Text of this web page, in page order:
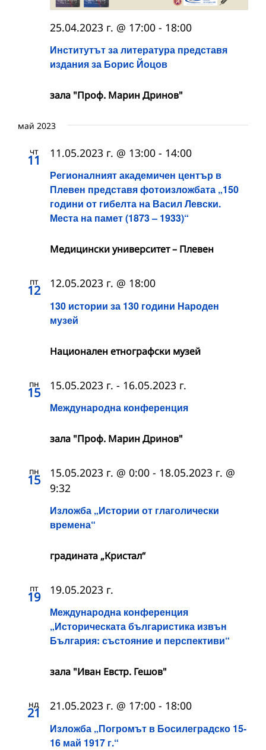
Институтът за литература представя
издания за Борис Йоцов
25.04.2023 г. @ 17:00 - 18:00
зала "Проф. Марин Дринов"
май 2023
чт
11
Регионалният академичен център в
Плевен представя фотоизложбата „150
години от гибелта на Васил Левски.
Места на памет (1873 – 1933)“
11.05.2023 г. @ 13:00 - 14:00
Медицински университет – Плевен
пт
12
130 истории за 130 години Народен
музей
12.05.2023 г. @ 18:00
Националeн етнографски музей
пн
15
Международна конференция
15.05.2023 г. - 16.05.2023 г.
зала "Проф. Марин Дринов"
пн
15
Изложба „Истории от глаголически
времена“
15.05.2023 г. @ 0:00 - 18.05.2023 г. @
9:32
градината „Кристал“
пт
19
Международна конференция
„Историческата българистика извън
България: състояние и перспективи“
19.05.2023 г.
зала "Иван Евстр. Гешов"
нд
21
Изложба „Погромът в Босилеградско 15-
16 май 1917 г.“
21.05.2023 г. @ 17:00 - 18:00